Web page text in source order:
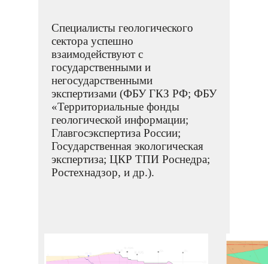
Специалисты геологического
сектора успешно
взаимодействуют с
государственными и
негосударственными
экспертизами (ФБУ ГКЗ РФ; ФБУ
«Территориальные фонды
геологической информации;
Главгосэкспертиза России;
Государственная экологическая
экспертиза; ЦКР ТПИ Роснедра;
Ростехнадзор, и др.).